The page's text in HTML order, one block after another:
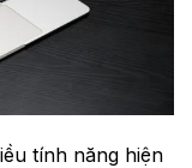
tính năng hiện